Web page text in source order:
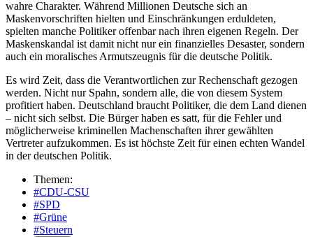
wahre Charakter. Während Millionen Deutsche sich an
Maskenvorschriften hielten und Einschränkungen erduldeten,
spielten manche Politiker offenbar nach ihren eigenen Regeln. Der
Maskenskandal ist damit nicht nur ein finanzielles Desaster, sondern
auch ein moralisches Armutszeugnis für die deutsche Politik.
Es wird Zeit, dass die Verantwortlichen zur Rechenschaft gezogen
werden. Nicht nur Spahn, sondern alle, die von diesem System
profitiert haben. Deutschland braucht Politiker, die dem Land dienen
– nicht sich selbst. Die Bürger haben es satt, für die Fehler und
möglicherweise kriminellen Machenschaften ihrer gewählten
Vertreter aufzukommen. Es ist höchste Zeit für einen echten Wandel
in der deutschen Politik.
Themen:
#CDU-CSU
#SPD
#Grüne
#Steuern